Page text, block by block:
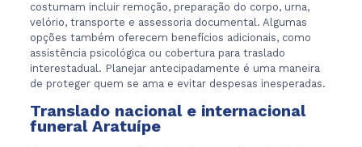
costumam incluir remoção, preparação do corpo, urna,
velório, transporte e assessoria documental. Algumas
opções também oferecem benefícios adicionais, como
assistência psicológica ou cobertura para traslado
interestadual. Planejar antecipadamente é uma maneira
de proteger quem se ama e evitar despesas inesperadas.
Translado nacional e internacional
funeral Aratuípe